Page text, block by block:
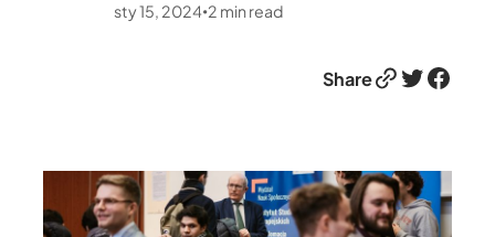
sty 15, 2024•2 min read
ShareLink Twitter Facebook